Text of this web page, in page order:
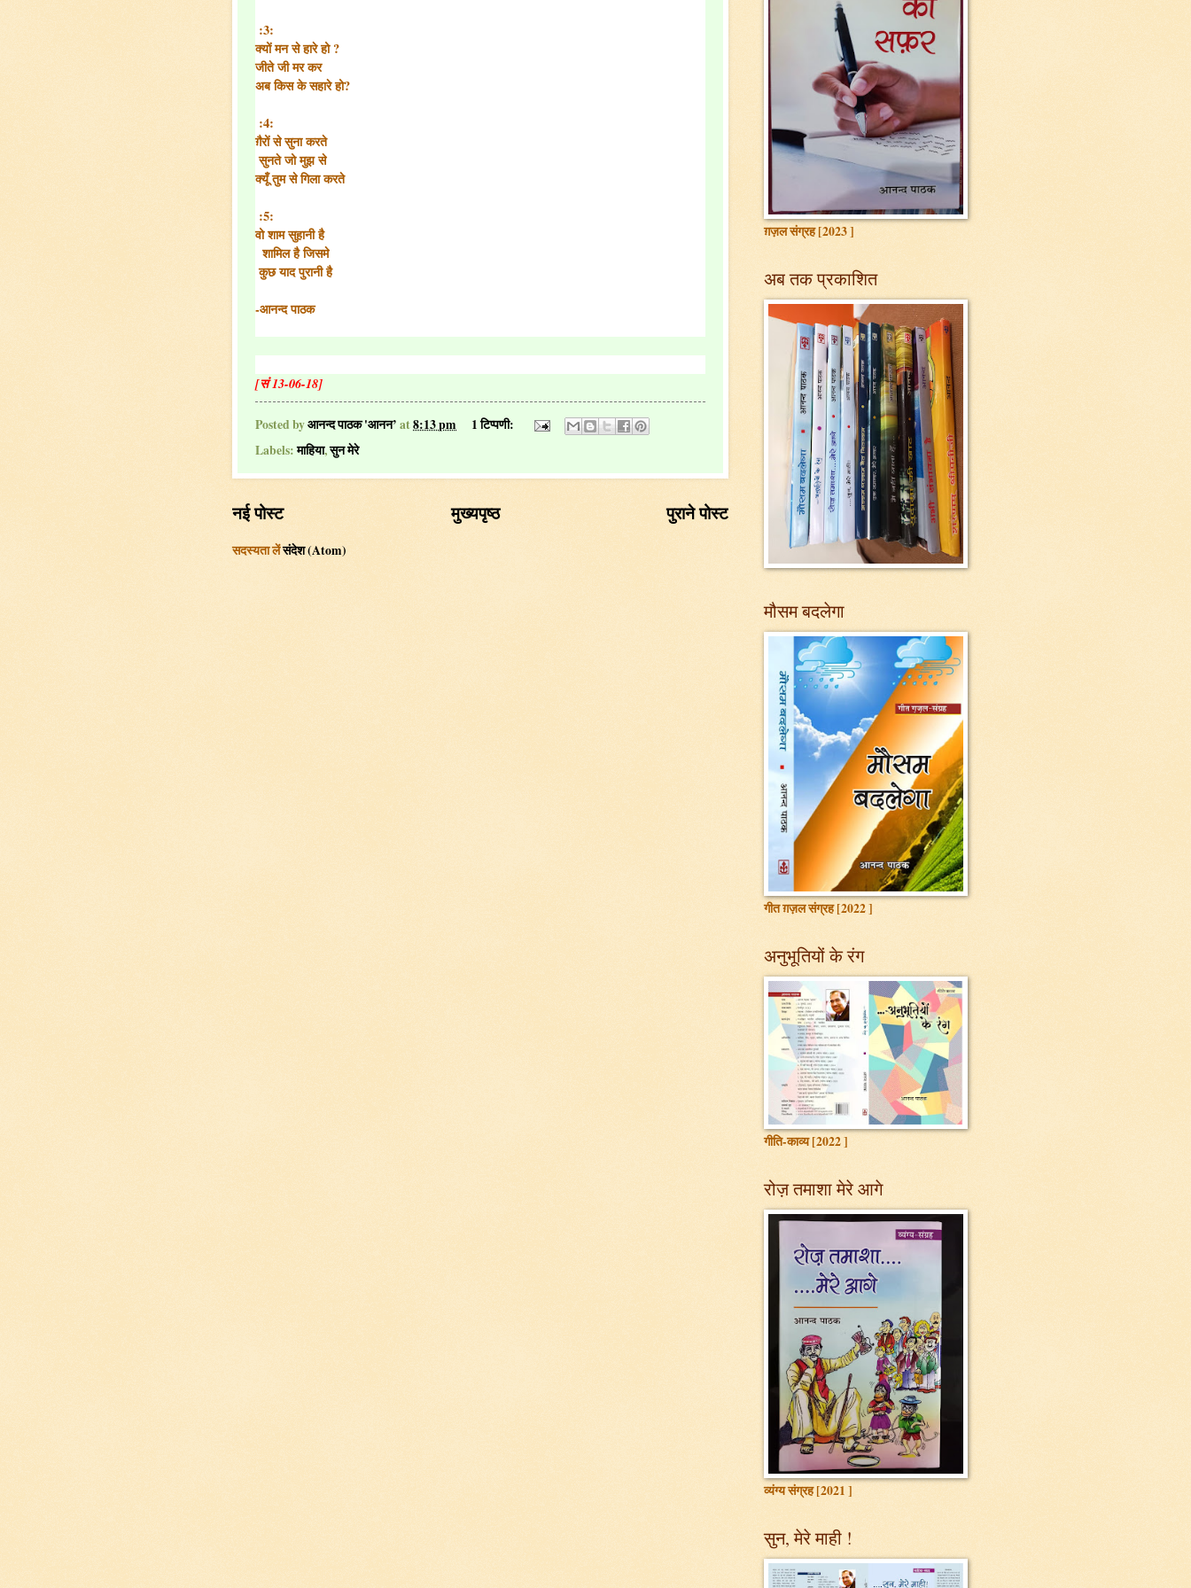
:3:
क्यों मन से हारे हो ?
जीते जी मर कर
अब किस के सहारे हो?
:4:
ग़ैरों से सुना करते
सुनते जो मुझ से
क्यूँ तुम से गिला करते
:5:
वो शाम सुहानी है
  शामिल है जिसमे
कुछ याद पुरानी है
-आनन्द पाठक
[सं 13-06-18]
Posted byआनन्द पाठक 'आनन’ at8:13 pm
1 टिप्पणी:
Labels:माहिया,सुन मेरे
नई पोस्ट पुराने पोस्ट
मुख्यपृष्ठ
सदस्यता लेंसंदेश (Atom)
ग़ज़ल संग्रह [2023 ]
अब तक प्रकाशित
मौसम बदलेगा
गीत ग़ज़ल संग्रह [2022 ]
अनुभूतियों के रंग
गीति-काव्य [2022 ]
रोज़ तमाशा मेरे आगे
व्यंग्य संग्रह [2021 ]
सुन, मेरे माही !